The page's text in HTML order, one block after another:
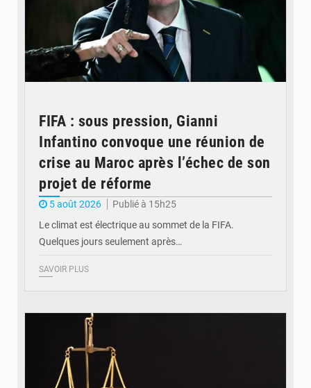
FIFA : sous pression, Gianni
Infantino convoque une réunion de
crise au Maroc après l’échec de son
projet de réforme
5 août 2026
Publié à 15h25
Le climat est électrique au sommet de la FIFA.
Quelques jours seulement après…
SAVOIR PLUS